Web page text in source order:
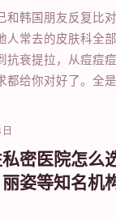
和韩国朋友反复比
人常去的皮肤科全
抗衰提拉，从痘痘
都给你对好了。全
密医院怎么
姿等知名机